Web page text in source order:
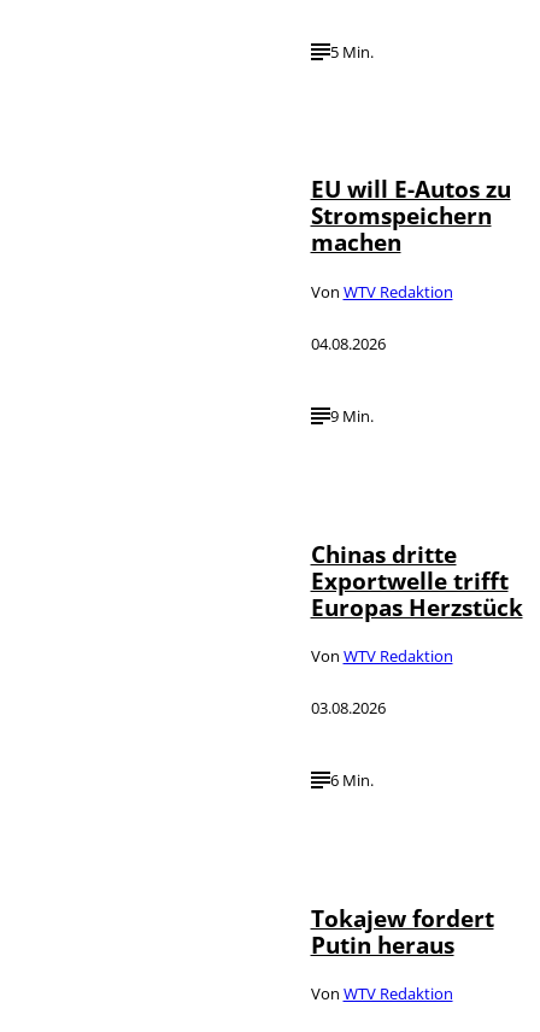
5 Min.
EU will E-Autos zu
Stromspeichern
machen
Von WTV Redaktion
04.08.2026
9 Min.
Chinas dritte
Exportwelle trifft
Europas Herzstück
Von WTV Redaktion
03.08.2026
6 Min.
Tokajew fordert
Putin heraus
Von WTV Redaktion